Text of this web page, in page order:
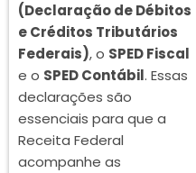
(Declaração de Débitos
e Créditos Tributários
Federais), o SPED Fiscal
e o SPED Contábil. Essas
declarações são
essenciais para que a
Receita Federal
acompanhe as